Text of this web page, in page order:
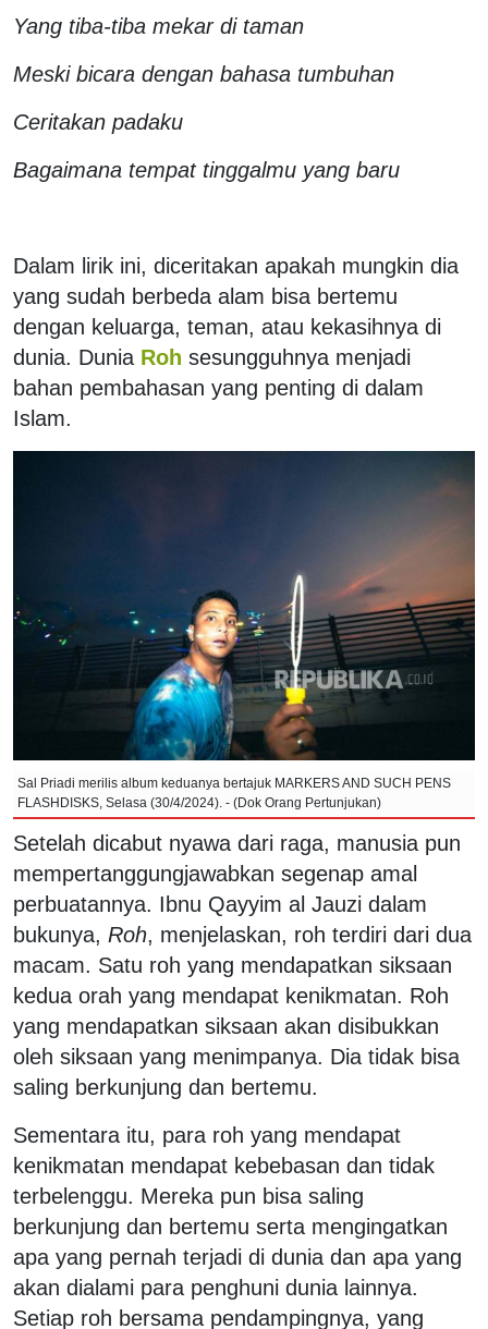
Yang tiba-tiba mekar di taman
Meski bicara dengan bahasa tumbuhan
Ceritakan padaku
Bagaimana tempat tinggalmu yang baru
Dalam lirik ini, diceritakan apakah mungkin dia
yang sudah berbeda alam bisa bertemu
dengan keluarga, teman, atau kekasihnya di
dunia. Dunia Roh sesungguhnya menjadi
bahan pembahasan yang penting di dalam
Islam.
Sal Priadi merilis album keduanya bertajuk MARKERS AND SUCH PENS
FLASHDISKS, Selasa (30/4/2024). - (Dok Orang Pertunjukan)
Setelah dicabut nyawa dari raga, manusia pun
mempertanggungjawabkan segenap amal
perbuatannya. Ibnu Qayyim al Jauzi dalam
bukunya, Roh, menjelaskan, roh terdiri dari dua
macam. Satu roh yang mendapatkan siksaan
kedua orah yang mendapat kenikmatan. Roh
yang mendapatkan siksaan akan disibukkan
oleh siksaan yang menimpanya. Dia tidak bisa
saling berkunjung dan bertemu.
Sementara itu, para roh yang mendapat
kenikmatan mendapat kebebasan dan tidak
terbelenggu. Mereka pun bisa saling
berkunjung dan bertemu serta mengingatkan
apa yang pernah terjadi di dunia dan apa yang
akan dialami para penghuni dunia lainnya.
Setiap roh bersama pendampingnya, yang